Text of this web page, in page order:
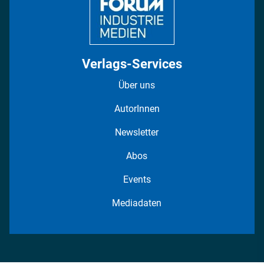
Verlags-Services
Über uns
AutorInnen
Newsletter
Abos
Events
Mediadaten